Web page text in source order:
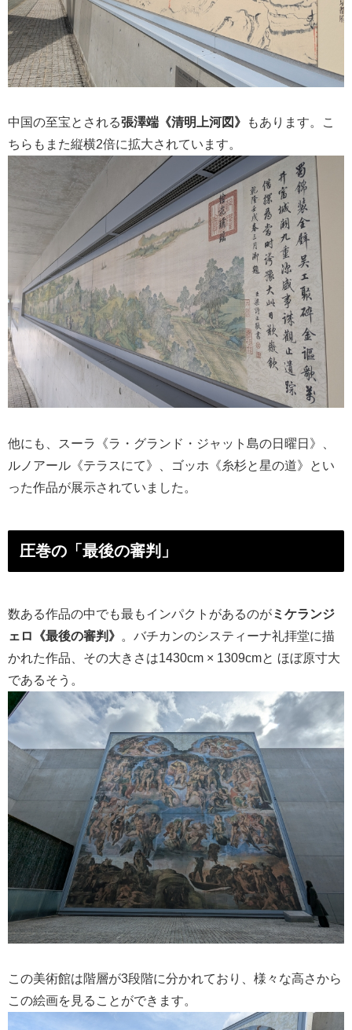
中国の至宝とされる張澤端《清明上河図》
もあります。こ
ちらもまた縦横2倍に拡大されています。
他にも、スーラ《ラ・グランド・ジャット島の日曜日》、
ルノアール《テラスにて》、ゴッホ《糸杉と星の道》とい
った作品が展示されていました。
圧巻の「最後の審判」
数ある作品の中でも最もインパクトがあるのがミケランジ
ェロ《最後の審判》 。バチカンのシスティーナ礼拝堂に描
かれた作品、その大きさは1430cm × 1309cmと ほぼ原寸大
であるそう。
この美術館は階層が3段階に分かれており、様々な高さから
この絵画を見ることができます。